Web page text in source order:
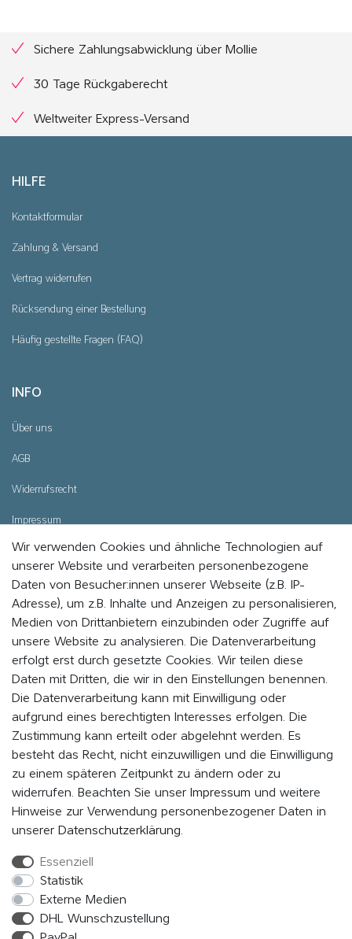
Sichere Zahlungsabwicklung über Mollie
30 Tage Rückgaberecht
Weltweiter Express-Versand
HILFE
Kontaktformular
Zahlung & Versand
Vertrag widerrufen
Rücksendung einer Bestellung
Häufig gestellte Fragen (FAQ)
INFO
Über uns
AGB
Widerrufsrecht
Impressum
Datenschutz
Cookie - Einstellungen
WERDE MITGLIED UND BLEIBE IMMER AUF DEM
LAUFENDEN
Indem Du auf „MITMACHEN“ klickst, erklärst du dich damit einverstanden,
als Mitglied vom EVENaBAG Newsletter, Neuheiten, Aktionen und
Werbeangebote zu erhalten.
Abonnieren
Hiermit bestätige ich, dass ich die Daten­schutz­erklärung gelesen
FOLGE UNS
Wir verwenden Cookies und ähnliche Technologien auf
unserer Website und verarbeiten personenbezogene
Daten von Besucher:innen unserer Webseite (z.B. IP-
Adresse), um z.B. Inhalte und Anzeigen zu personalisieren,
Medien von Drittanbietern einzubinden oder Zugriffe auf
unsere Website zu analysieren. Die Datenverarbeitung
erfolgt erst durch gesetzte Cookies. Wir teilen diese
Daten mit Dritten, die wir in den Einstellungen benennen.
Die Datenverarbeitung kann mit Einwilligung oder
aufgrund eines berechtigten Interesses erfolgen. Die
Zustimmung kann erteilt oder abgelehnt werden. Es
besteht das Recht, nicht einzuwilligen und die Einwilligung
zu einem späteren Zeitpunkt zu ändern oder zu
widerrufen. Beachten Sie unser Impressum und weitere
Hinweise zur Verwendung personenbezogener Daten in
unserer Daten­schutz­erklärung
Essenziell
Statistik
Externe Medien
DHL Wunschzustellung